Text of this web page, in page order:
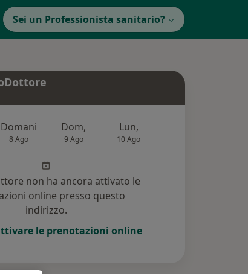
Sei un Professionista sanitario?
Domani
8 Ago
Dom,
9 Ago
Lun,
10 Ago
non ha ancora attivato le
online presso questo
indirizzo.
le prenotazioni online